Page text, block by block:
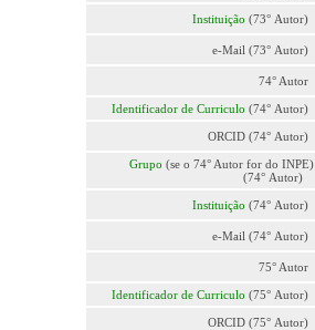
Instituição (73° Autor)
e-Mail (73° Autor)
74° Autor
Identificador de Curriculo (74° Autor)
ORCID (74° Autor)
Grupo (se o 74° Autor for do INPE)
(74° Autor)
Instituição (74° Autor)
e-Mail (74° Autor)
75° Autor
Identificador de Curriculo (75° Autor)
ORCID (75° Autor)